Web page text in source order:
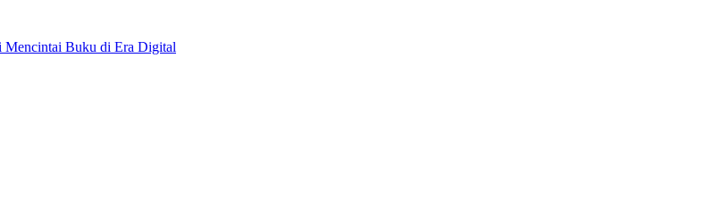
Mencintai Buku di Era Digital